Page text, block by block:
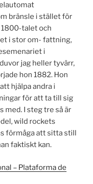
bränsle i stället för
talet och
i stor om- fattning,
i
jag heller tyvärr,
hon 1882. Hon
hjälpa andra i
för att ta till sig
med. I steg tre så är
wild rockets
förmåga att sitta still
faktiskt kan.
– Plataforma de